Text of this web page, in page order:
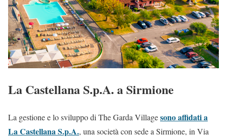
La Castellana S.p.A. a Sirmione
La gestione e lo sviluppo di The Garda Villagesono affidati a
La Castellana S.p.A., una società con sede a Sirmione, in Via